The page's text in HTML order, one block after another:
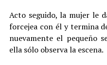
Acto seguido, la mujer le
forcejea con él y termina
nuevamente el pequeño
ella sólo observa la escena.